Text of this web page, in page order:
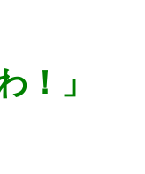
！」